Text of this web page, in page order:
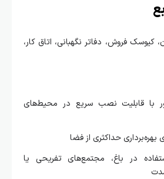
دفاتر نگهبانی، اتاق کار،
نصب سریع در محیط‌های
حداکثری از فضا
باغ، مجتمع‌های تفریحی یا